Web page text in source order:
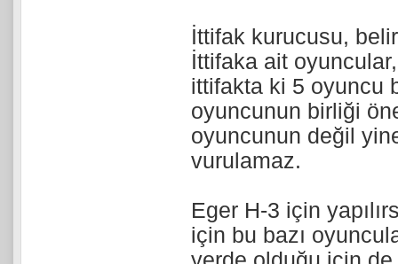
İttifak kurucusu,
İttifaka ait
ittifakta ki 5 oyuncu
oyuncunun birliği
oyuncunun değil
vurulamaz.
Eger H-3 için
için bu bazı